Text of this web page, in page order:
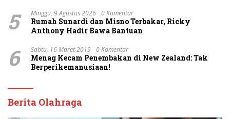
5 Minggu, 9 Agustus 2026 0 Komentar
Rumah Sunardi dan Misno Terbakar, Ricky
Anthony Hadir Bawa Bantuan
6 Sabtu, 16 Maret 2019 0 Komentar
Menag Kecam Penembakan di New Zealand: Tak
Berperikemanusiaan!
Berita Olahraga